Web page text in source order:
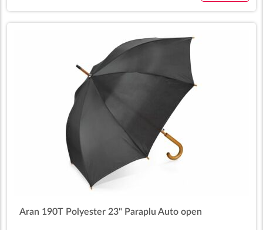
Aran 190T Polyester 23" Paraplu Auto open